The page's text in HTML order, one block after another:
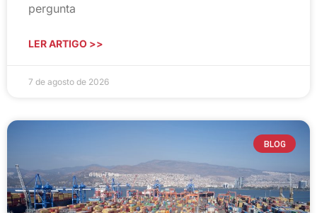
pergunta
LER ARTIGO >>
7 de agosto de 2026
BLOG